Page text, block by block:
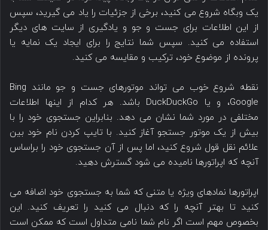
یک وبگاه شروع می کنید، برخی از جزئیات را یاد می گیرید، سپس
از این اطلاعات برای جست و جو و یادگیری از سایت های دیگر
استفاده می کنید. سپس شما نتایج را برای ایجاد یک نمایه یا
پرونده از موضوع خود، ترکیب و مقایسه می کنید.
نقطه شروع خوب می تواند موتورهای جست و جو مانند Bing
،Google و یا DuckDuckGo باشد. هر کدام از اینها اطلاعات
مختلفی در مورد شما نشان می دهد. بنابراین جستجوی خود را با
بیش از یک موتور جستجو آغاز کنید. با تایپ کردن نام خود بین
علائم نقل قول شروع کنید، اما پس از آن جستجوی خود را براساس
آنچه که اپراتورها نامیده می شود گسترش دهید.
اپراتورها نمادهای ویژه یا متنی که شما به جستجوی خود اضافه می
کنید تا بهتر آنچه را که دنبال می کنید را تعریف کنید. این
بخصوص مهم است اگر نام شما نامی متداول است که ممکن است